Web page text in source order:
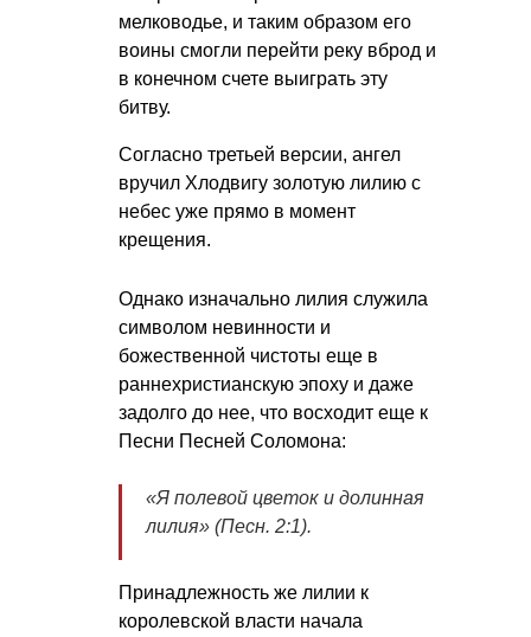
мелководье, и таким образом его
воины смогли перейти реку вброд и
в конечном счете выиграть эту
битву.
Согласно третьей версии, ангел
вручил Хлодвигу золотую лилию с
небес уже прямо в момент
крещения.
Однако изначально лилия служила
символом невинности и
божественной чистоты еще в
раннехристианскую эпоху и даже
задолго до нее, что восходит еще к
Песни Песней Соломона:
«Я полевой цветок и долинная
лилия» (Песн. 2:1).
Принадлежность же лилии к
королевской власти начала